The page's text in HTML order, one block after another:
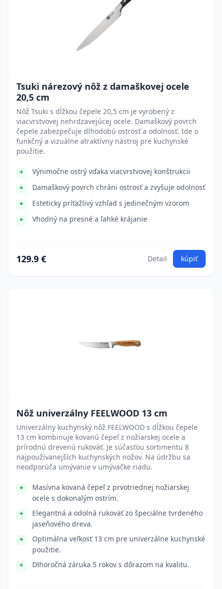
Tsuki nárezový nôž z damaškovej ocele
20,5 cm
Nôž Tsuki s dĺžkou čepele 20,5 cm je vyrobený z
viacvrstvovej nehrdzavejúcej ocele. Damaškový povrch
čepele zabezpečuje dlhodobú ostrosť a odolnosť. Ide o
funkčný a vizuálne atraktívny nástroj pre kuchynské
použitie.
Výnimočne ostrý vďaka viacvrstvovej konštrukcii
Damaškový povrch chráni ostrosť a zvyšuje odolnosť
Esteticky príťažlivý vzhľad s jedinečným vzorom
Vhodný na presné a ľahké krájanie
129.9 € Detail kúpiť
Nôž univerzálny FEELWOOD 13 cm
Univerzálny kuchynský nôž FEELWOOD s dĺžkou čepele
13 cm kombinuje kovanú čepeľ z nožiarskej ocele a
prírodnú drevenú rukoväť. Je súčasťou sortimentu 8
najpoužívanejších kuchynských nožov. Na údržbu sa
neodporúča umývanie v umývačke riadu.
Masívna kovaná čepeľ z prvotriednej nožiarskej
ocele s dokonalým ostrím.
Elegantná a odolná rukoväť zo špeciálne tvrdeného
jaseňového dreva.
Optimálna veľkosť 13 cm pre univerzálne kuchynské
použitie.
Dlhoročná záruka 5 rokov s dôrazom na kvalitu.